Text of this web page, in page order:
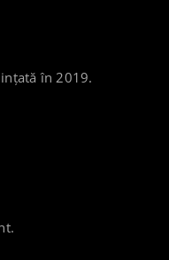
în 2019.